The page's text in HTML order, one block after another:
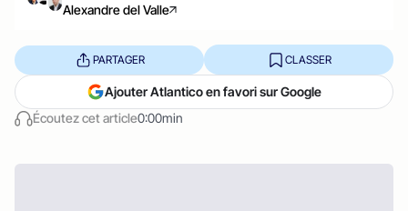
Alexandre del Valle
Écoutez cet article0:00min
PARTAGER CLASSER
Ajouter Atlantico en favori sur Google